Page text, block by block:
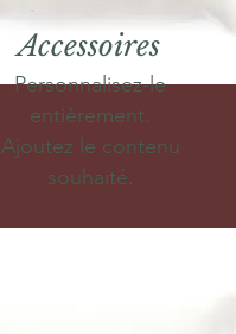
Accessoires
Personnalisez-le
entièrement.
Ajoutez le contenu
souhaité.